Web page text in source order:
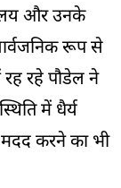
और उनके
रूप से
रह रहे पौडेल ने
में धैर्य
करने का भी